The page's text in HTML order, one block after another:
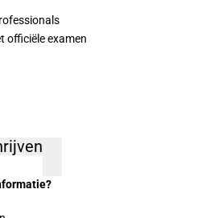
officiële examen
inschrijven